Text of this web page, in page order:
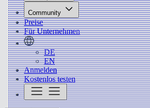
Community
Preise
Für Unternehmen
DE
EN
Anmelden
Kostenlos testen